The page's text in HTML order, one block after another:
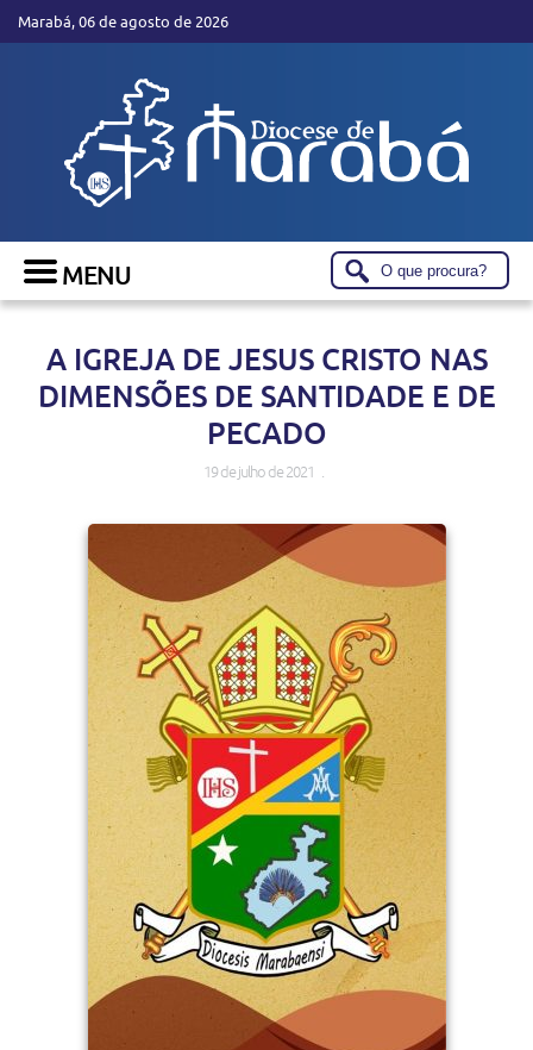
Marabá, 06 de agosto de 2026
A IGREJA DE JESUS CRISTO NAS
DIMENSÕES DE SANTIDADE E DE
PECADO
19 de julho de 2021 .